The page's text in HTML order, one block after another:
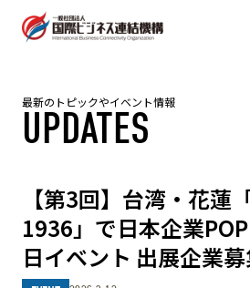
最新のトピックやイベント情報
UPDATES
【第3回】台湾・花蓮
1936」で日本企業
日イベント 出展企業